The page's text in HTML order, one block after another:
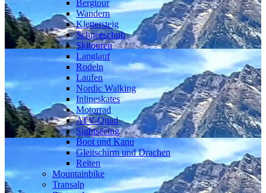
Bergtour
Wandern
Klettersteig
Schneeschuh
Skitouren
Langlauf
Rodeln
Laufen
Nordic Walking
Inlineskates
Motorrad
ATV-Quad
Sightseeing
Boot und Kanu
Gleitschirm und Drachen
Reiten
Mountainbike
Transalp